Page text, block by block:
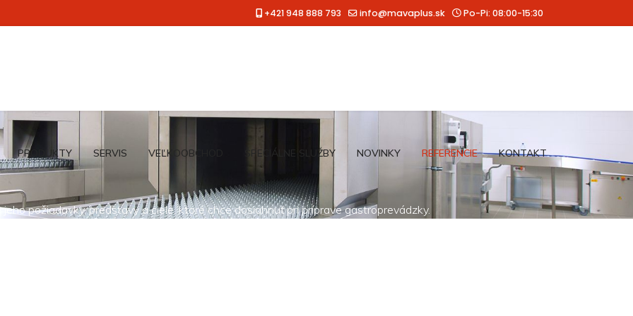
+421 948 888 793 info@mavaplus.sk Po-Pi: 08:00-15:30
PRODUKTY SERVIS VEĽKOOBCHOD ŠPECIÁLNE SLUŽBY NOVINKY REFERENCIE KONTAKT
požiadavky, predstavy a ciele, ktoré chce dosiahnuť pri príprave gastroprevádzky.